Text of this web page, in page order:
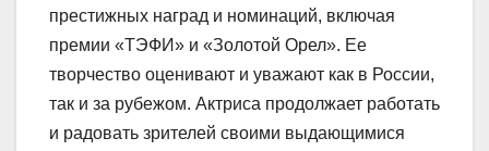
престижных наград и номинаций, включая
премии «ТЭФИ» и «Золотой Орел». Ее
творчество оценивают и уважают как в России,
так и за рубежом. Актриса продолжает работать
и радовать зрителей своими выдающимися